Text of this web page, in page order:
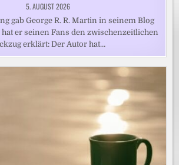
5. AUGUST 2026
gab George R. R. Martin in seinem Blog
er seinen Fans den zwischenzeitlichen
erklärt: Der Autor hat…